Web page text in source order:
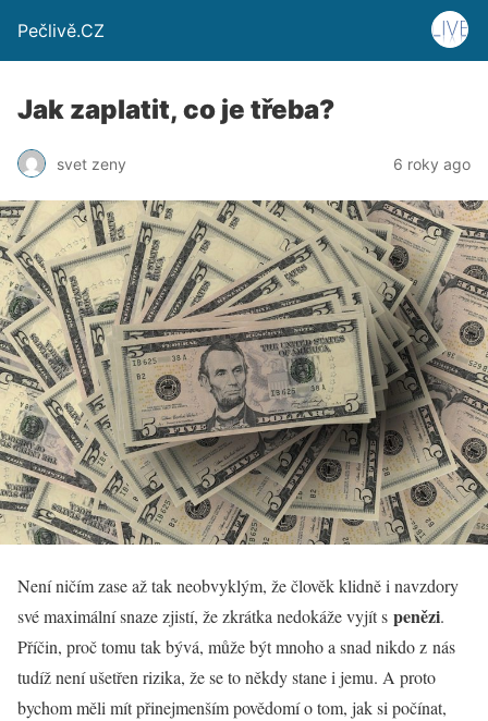
Pečlivě.CZ
Jak zaplatit, co je třeba?
svet zeny 6 roky ago
Není ničím zase až tak neobvyklým, že člověk klidně i navzdory
své maximální snaze zjistí, že zkrátka nedokáže vyjít s penězi.
Příčin, proč tomu tak bývá, může být mnoho a snad nikdo z nás
tudíž není ušetřen rizika, že se to někdy stane i jemu. A proto
bychom měli mít přinejmenším povědomí o tom, jak si počínat,